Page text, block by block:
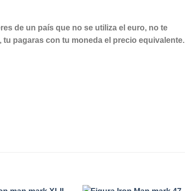
de un país que no se utiliza el euro, no te
pagaras con tu moneda el precio equivalente.